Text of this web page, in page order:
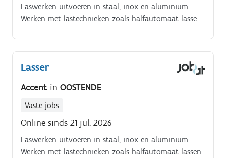
Laswerken uitvoeren in staal, inox en aluminium.
Werken met lastechnieken zoals halfautomaat lassen
Lasser
Accent in OOSTENDE
Vaste jobs
Online sinds 21 jul. 2026
Laswerken uitvoeren in staal, inox en aluminium.
Werken met lastechnieken zoals halfautomaat lassen